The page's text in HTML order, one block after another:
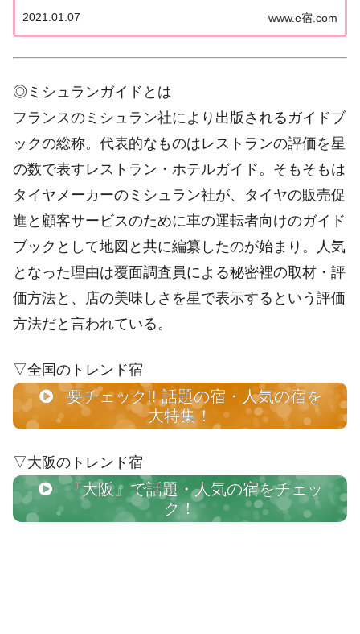
とめてみました♪ いずれも人気ランキングなどで常
www.e宿.com
2021.01.07
◎ミシュランガイドとは
フランスのミシュラン社により出版されるガイドブ
ックの総称。代表的なものはレストランの評価を星
の数で表すレストラン・ホテルガイド。そもそもは
タイヤメーカーのミシュラン社が、タイヤの販売促
進と顧客サービスのために車の運転者向けのガイド
ブックとして地図と共に編纂したのが始まり。人気
となった理由は覆面調査員による秘密裡の取材・評
価方法と、店の美味しさを星で表示するという評価
方法だと言われている。
▽全国のトレンド宿
要チェック!! 話題の宿・人気の宿を
大特集！
▽大阪のトレンド宿
『大阪』で話題・人気の宿をチェッ
ク！